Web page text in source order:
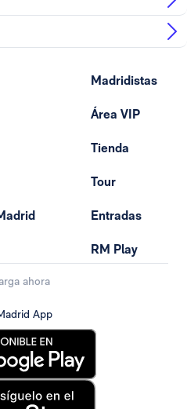
Madridistas
Área VIP
Tienda
Tour
Entradas
RM Play
ahora
App